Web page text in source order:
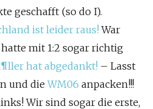
geschafft (so do I).
ist leider raus! War
mit 1:2 sogar richtig
hat abgedankt! – Lasst
und dieWM06 anpacken!!!
Wir sind sogar die erste,